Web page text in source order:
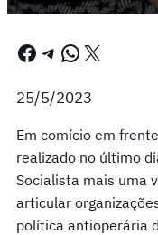
Facebook Telegram WhatsApp X
25/5/2023
Em comício em
realizado no último
Socialista mais uma
articular
política antioperária